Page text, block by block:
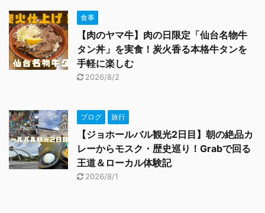
食事
【肉のヤマ牛】肉の日限定「仙台名物牛
タン丼」を実食！炭火香る本格牛タンを
手軽に楽しむ
2026/8/2
ブログ 旅行
【ジョホールバル観光2日目】朝の絶品カ
レーからモスク・歴史巡り！Grabで回る
王道＆ローカル体験記
2026/8/1